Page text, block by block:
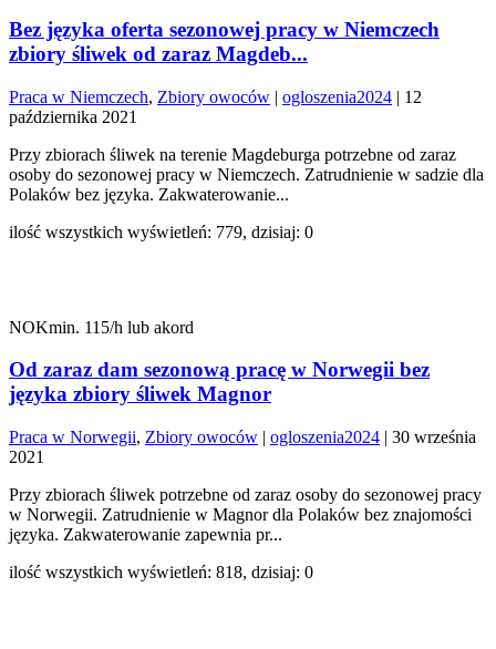
Bez języka oferta sezonowej pracy w Niemczech
zbiory śliwek od zaraz Magdeb...
Praca w Niemczech, Zbiory owoców | ogloszenia2024 | 12
października 2021
Przy zbiorach śliwek na terenie Magdeburga potrzebne od zaraz
osoby do sezonowej pracy w Niemczech. Zatrudnienie w sadzie dla
Polaków bez języka. Zakwaterowanie...
ilość wszystkich wyświetleń: 779, dzisiaj: 0
NOKmin. 115/h lub akord
Od zaraz dam sezonową pracę w Norwegii bez
języka zbiory śliwek Magnor
Praca w Norwegii, Zbiory owoców | ogloszenia2024 | 30 września
2021
Przy zbiorach śliwek potrzebne od zaraz osoby do sezonowej pracy
w Norwegii. Zatrudnienie w Magnor dla Polaków bez znajomości
języka. Zakwaterowanie zapewnia pr...
ilość wszystkich wyświetleń: 818, dzisiaj: 0